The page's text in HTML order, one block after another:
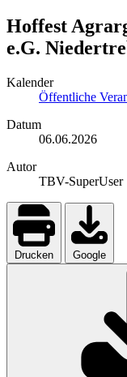
Hoffest
e.G.
Kalender
Öffentliche
Datum
06.06.2026
Autor
TBV-SuperUser
Drucken Google